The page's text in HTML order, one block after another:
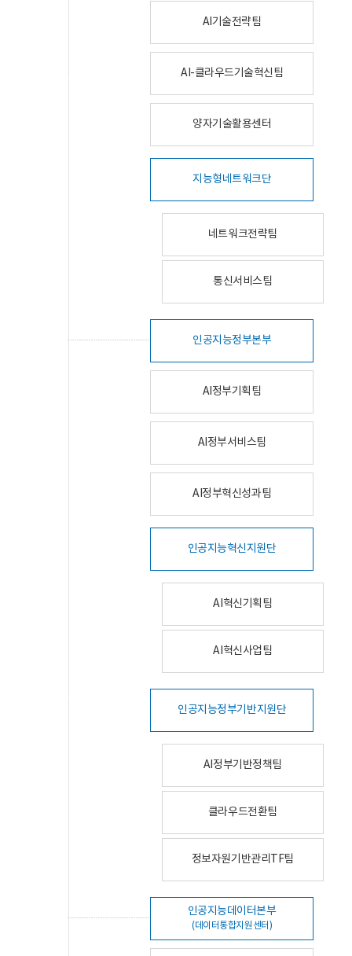
AI기술전략팀
AI-클라우드기술혁신팀
양자기술활용센터
지능형네트워크단
네트워크전략팀
통신서비스팀
인공지능정부본부
AI정부기획팀
AI정부서비스팀
AI정부혁신성과팀
인공지능혁신지원단
AI혁신기획팀
AI혁신사업팀
인공지능정부기반지원단
AI정부기반정책팀
클라우드전환팀
정보자원기반관리TF팀
인공지능데이터본부
(데이터통합지원센터)